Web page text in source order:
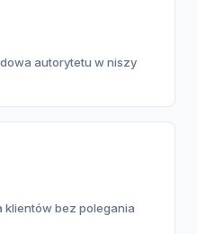
autorytetu w niszy
bez polegania